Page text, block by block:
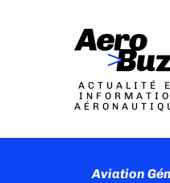
ACTUALITÉ
Aviation